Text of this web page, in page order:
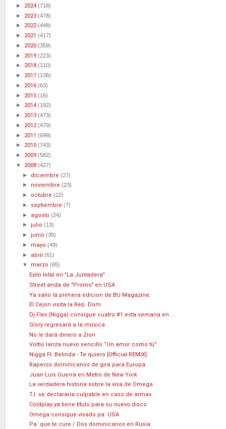
► 2024 (718)
► 2023 (478)
► 2022(448)
► 2021 (417)
► 2020 (359)
► 2019 (223)
► 2018 (110)
► 2017 (136)
► 2016 (63)
► 2015 (16)
► 2014 (192)
► 2013 (473)
► 2012(479)
► 2011 (699)
► 2010 (743)
► 2009 (582)
▼ 2008 (427)
► diciembre(27)
► noviembre(23)
► octubre(22)
► septiembre(7)
► agosto(24)
►julio(13)
►junio(35)
► mayo(49)
► abril(61)
▼ marzo(65)
Exito total en "La Juntadera"
Street anda de "Promo" en USA
Ya salio la primera edicion de BU Magazine.
El Cejón visita la Rep. Dom.
Dj Flex (Nigga) consigue cuatro #1 esta semana en ...
Glory regresará a la música
No le dará dinero a Zion
Voltio lanza nuevo sencillo “Un amor como tú”
Nigga Ft. Belinda - Te quiero [Official REMIX]
Raperos dominicanos de gira para Europa
Juan Luis Guerra en Metro de New York
La verdadera historia sobre la visa de Omega
T.I. se declararía culpable en caso de armas
Coldplay ya tiene título para su nuevo disco
Omega consigue visado pa´ USA
Pa´ que te cure / Dos dominicanos en Rusia